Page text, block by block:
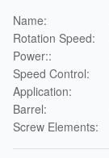
Name:
Rotation Speed:
Power::
Speed Control:
Application:
Barrel:
Screw Elements: